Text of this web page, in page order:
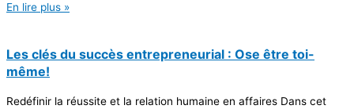
En lire plus »
Les clés du succès entrepreneurial : Ose être toi-
même!
Redéfinir la réussite et la relation humaine en affaires Dans cet